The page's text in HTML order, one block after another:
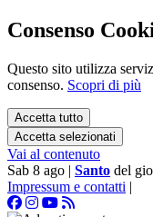
Consenso
Questo sito utilizza
consenso. Scopri di più
Accetta tutto
Accetta selezionati
Vai al contenuto
Sab 8 ago | Santo del
Impressum e contatti |